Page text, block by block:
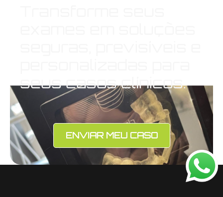
seus casos clínicos.
ENVIAR MEU CASO